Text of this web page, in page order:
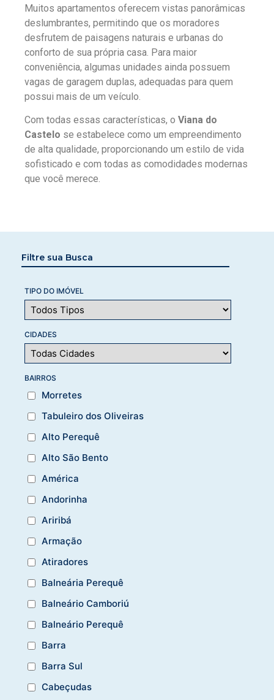
Filtre sua Busca
TIPO DO IMÓVEL
CIDADES
BAIRROS
Morretes
Tabuleiro dos Oliveiras
Alto Perequê
Alto São Bento
América
Andorinha
Ariribá
Armação
Atiradores
Balneária Perequê
Balneário Camboriú
Balneário Perequê
Barra
Barra Sul
Cabeçudas
Muitos apartamentos oferecem vistas panorâmicas
deslumbrantes, permitindo que os moradores
desfrutem de paisagens naturais e urbanas do
conforto de sua própria casa. Para maior
conveniência, algumas unidades ainda possuem
vagas de garagem duplas, adequadas para quem
possui mais de um veículo.
Com todas essas características, o Viana do
Castelo se estabelece como um empreendimento
de alta qualidade, proporcionando um estilo de vida
sofisticado e com todas as comodidades modernas
que você merece.